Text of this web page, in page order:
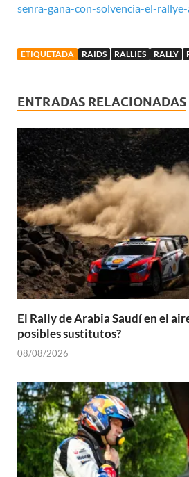
senra-gana-con-solvencia-el-
ETIQUETADA RAIDS RALLIES RALLY
ENTRADAS RELACIONADAS
El Rally de Arabia Saudí en el
posibles sustitutos?
08/08/2026